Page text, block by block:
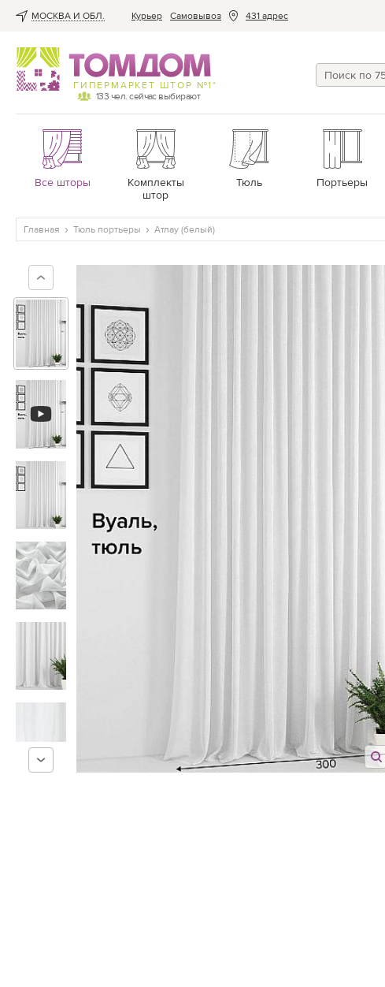
МОСКВА И ОБЛ. Курьер Cамовывоз 431 адрес
ГИПЕРМАРКЕТ ШТОР №1*
133 чел. сейчас выбирают
Все шторы
Комплекты
штор
Тюль Портьеры
Главная Тюль портьеры Атлау (белый)